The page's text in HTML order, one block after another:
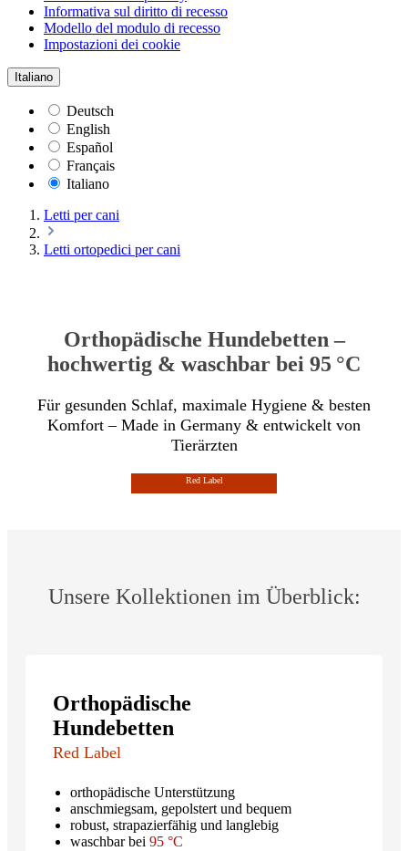
Informativa sul diritto di recesso
Modello del modulo di recesso
Impostazioni dei cookie
Italiano
Deutsch
English
Español
Français
Italiano
Letti per cani
Letti ortopedici per cani
Orthopädische Hundebetten –
hochwertig & waschbar bei 95 °C
Für gesunden Schlaf, maximale Hygiene & besten
Komfort – Made in Germany & entwickelt von
Tierärzten
Red Label
Unsere Kollektionen im Überblick:
Orthopädische
Hundebetten
Red Label
orthopädische Unterstützung
anschmiegsam, gepolstert und bequem
robust, strapazierfähig und langlebig
waschbar bei95 °C